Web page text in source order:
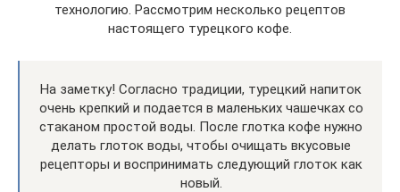
технологию. Рассмотрим несколько рецептов
настоящего турецкого кофе.
На заметку! Согласно традиции, турецкий напиток
очень крепкий и подается в маленьких чашечках со
стаканом простой воды. После глотка кофе нужно
делать глоток воды, чтобы очищать вкусовые
рецепторы и воспринимать следующий глоток как
новый.